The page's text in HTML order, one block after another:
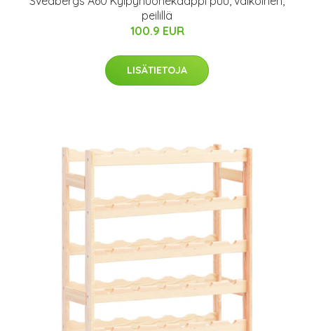
peilillä
100.9 EUR
LISÄTIETOJA